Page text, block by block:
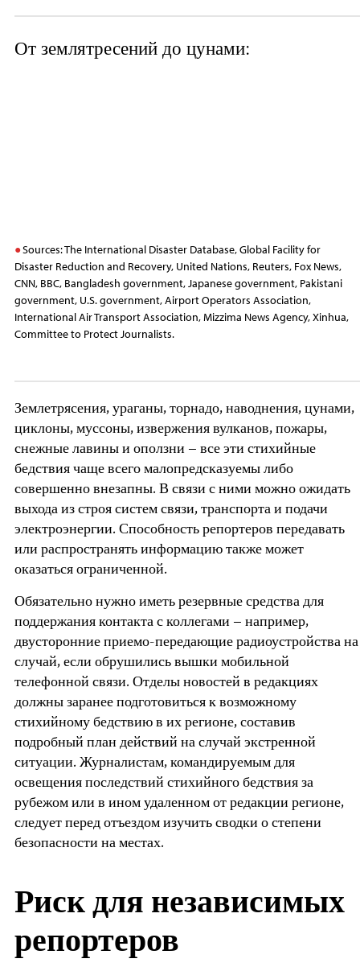
От землятресений до цунами:
Sources: The International Disaster Database, Global Facility for
Disaster Reduction and Recovery, United Nations, Reuters, Fox News,
CNN, BBC, Bangladesh government, Japanese government, Pakistani
government, U.S. government, Airport Operators Association,
International Air Transport Association, Mizzima News Agency, Xinhua,
Committee to Protect Journalists.
Землетрясения, ураганы, торнадо, наводнения, цунами,
циклоны, муссоны, извержения вулканов, пожары,
снежные лавины и оползни – все эти стихийные
бедствия чаще всего малопредсказуемы либо
совершенно внезапны. В связи с ними можно ожидать
выхода из строя систем связи, транспорта и подачи
электроэнергии. Способность репортеров передавать
или распространять информацию также может
оказаться ограниченной.
Обязательно нужно иметь резервные средства для
поддержания контакта с коллегами – например,
двусторонние приемо-передающие радиоустройства на
случай, если обрушились вышки мобильной
телефонной связи. Отделы новостей в редакциях
должны заранее подготовиться к возможному
стихийному бедствию в их регионе, составив
подробный план действий на случай экстренной
ситуации. Журналистам, командируемым для
освещения последствий стихийного бедствия за
рубежом или в ином удаленном от редакции регионе,
следует перед отъездом изучить сводки о степени
безопасности на местах.
Риск для независимых
репортеров